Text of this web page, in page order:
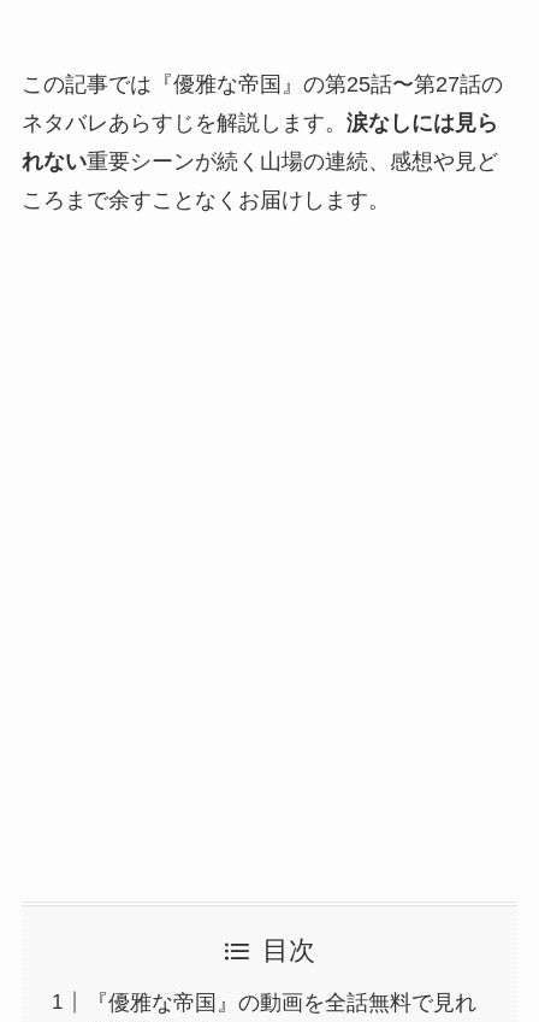
この記事では『優雅な帝国』の第25話〜第27話の
ネタバレあらすじを解説します。 涙なしには見ら
れない重要シーンが続く山場の連続、感想や見ど
ころまで余すことなくお届けします。
目次
『優雅な帝国』の動画を全話無料で見れ